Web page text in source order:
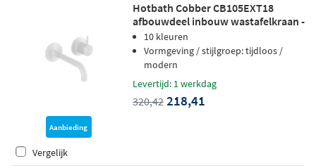
Aanbieding
Hotbath Cobber CB105EXT18
afbouwdeel inbouw wastafelkraan -
18cm uitloop - mat wit
10 kleuren
Vormgeving / stijlgroep: tijdloos /
modern
Levertijd: 1 werkdag
320,42 218,41
Vergelijk